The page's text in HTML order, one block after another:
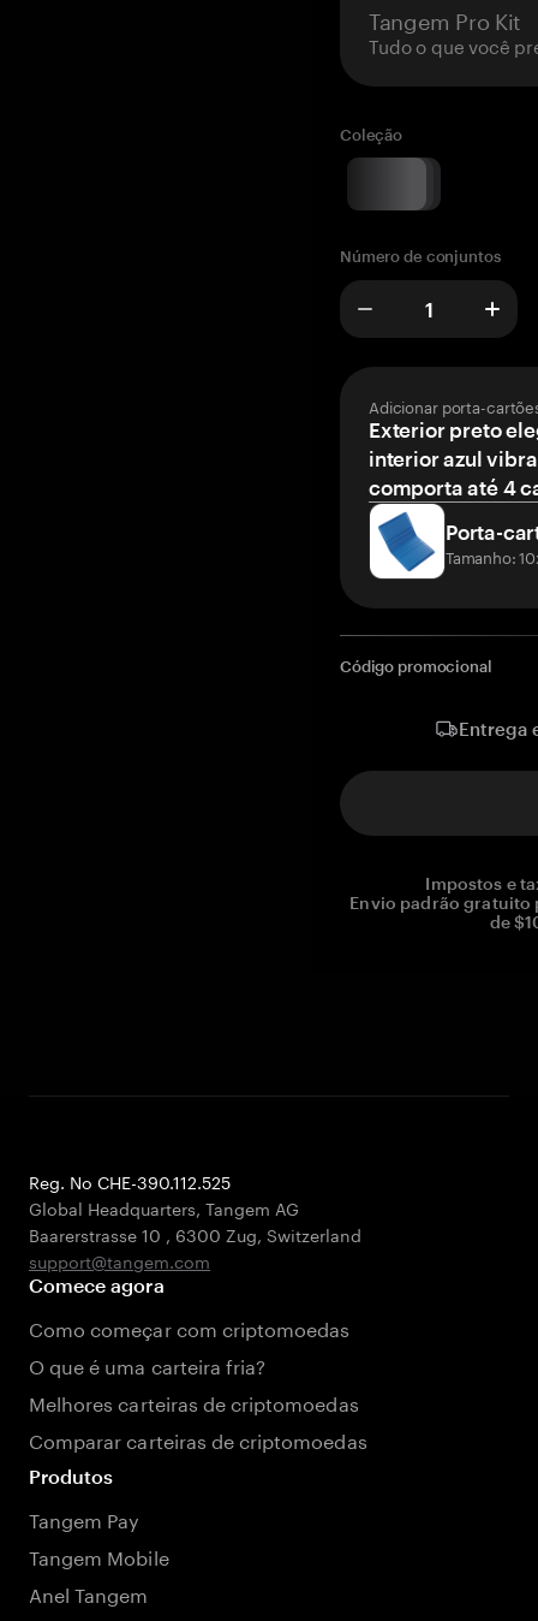
Tangem Pro Kit
Tudo o que você
Coleção
Número de conjuntos
Adicionar porta-
Exterior preto
interior azul
comporta até 4
Porta-
Tamanho:
Código promocional
Entrega
Impostos e
Envio padrão gratuito
de
Reg. No CHE-390.112.525
Global Headquarters, Tangem AG
Baarerstrasse 10 , 6300 Zug, Switzerland
support@tangem.com
Comece agora
Como começar com criptomoedas
O que é uma carteira fria?
Melhores carteiras de criptomoedas
Comparar carteiras de criptomoedas
Produtos
Tangem Pay
Tangem Mobile
Anel Tangem